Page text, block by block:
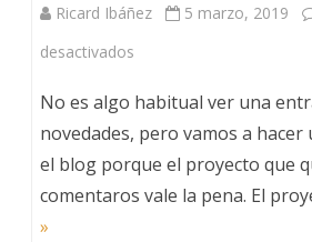
Ricard Ibáñez 5 marzo, 2019
desactivados
Libro
VMware
por
No es algo habitual ver una
novedades, pero vamos a hacer
el blog porque el proyecto que
comentaros vale la pena. El
»